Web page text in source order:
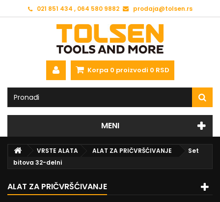
021 851 434 , 064 580 9882 prodaja@tolsen.rs
Korpa 0 proizvodi 0 RSD
MENI
VRSTE ALATA ALAT ZA PRIČVRŠĆIVANJE
Set
bitova 32-delni
ALAT ZA PRIČVRŠĆIVANJE